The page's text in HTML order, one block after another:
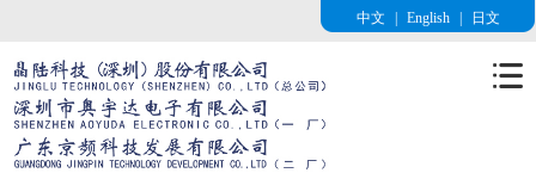
中文 English 日文